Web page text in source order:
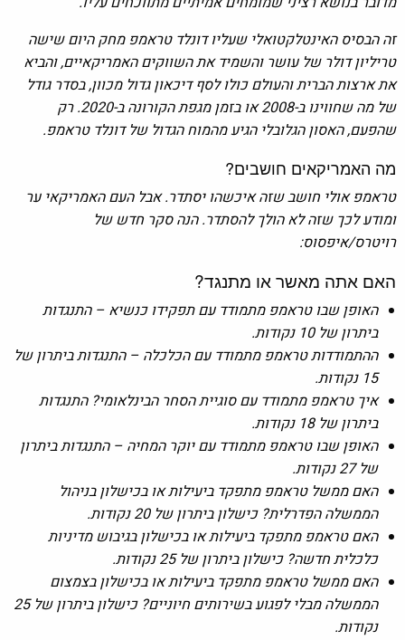
זה הבסיס האינטלקטואלי שעליו דונלד טראמפ מחק היום שישה
טריליון דולר של עושר והשמיד את השווקים האמריקאיים, והביא
את ארצות הברית והעולם כולו לסף דיכאון גדול מכוון, בסדר גודל
של מה שחווינו ב-2008 או בזמן מגפת הקורונה ב-2020. רק
שהפעם, האסון הגלובלי הגיע מהמוח הגדול של דונלד טראמפ.
מה האמריקאים חושבים?
טראמפ אולי חושב שזה איכשהו יסתדר. אבל העם האמריקאי ער
ומודע לכך שזה לא הולך להסתדר. הנה סקר חדש של
רויטרס/איפסוס:
האם אתה מאשר או מתנגד?
האופן שבו טראמפ מתמודד עם תפקידו כנשיא – התנגדות
ביתרון של 10 נקודות.
ההתמודדות טראמפ מתמודד עם הכלכלה – התנגדות ביתרון של
15 נקודות.
איך טראמפ מתמודד עם סוגיית הסחר הבינלאומי? התנגדות
ביתרון של 18 נקודות.
האופן שבו טראמפ מתמודד עם יוקר המחיה – התנגדות ביתרון
של 27 נקודות.
האם ממשל טראמפ מתפקד ביעילות או בכישלון בניהול
הממשלה הפדרלית? כישלון ביתרון של 20 נקודות.
האם טראמפ מתפקד ביעילות או בכישלון בגיבוש מדיניות
כלכלית חדשה? כישלון ביתרון של 25 נקודות.
האם ממשל טראמפ מתפקד ביעילות או בכישלון בצמצום
הממשלה מבלי לפגוע בשירותים חיוניים? כישלון ביתרון של 25
נקודות.